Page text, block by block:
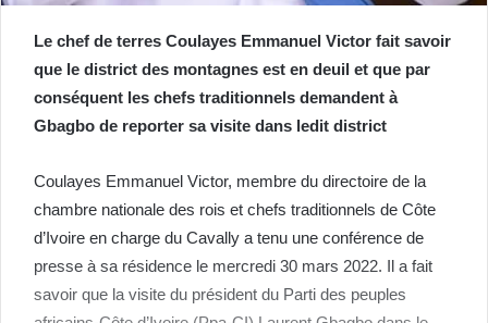
Le chef de terres Coulayes Emmanuel Victor fait savoir
que le district des montagnes est en deuil et que par
conséquent les chefs traditionnels demandent à
Gbagbo de reporter sa visite dans ledit district
Coulayes Emmanuel Victor, membre du directoire de la
chambre nationale des rois et chefs traditionnels de Côte
d’Ivoire en charge du Cavally a tenu une conférence de
presse à sa résidence le mercredi 30 mars 2022. Il a fait
savoir que la visite du président du Parti des peuples